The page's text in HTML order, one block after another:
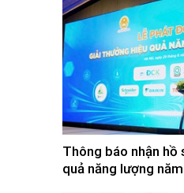
Thông báo nhận hồ
quả năng lượng